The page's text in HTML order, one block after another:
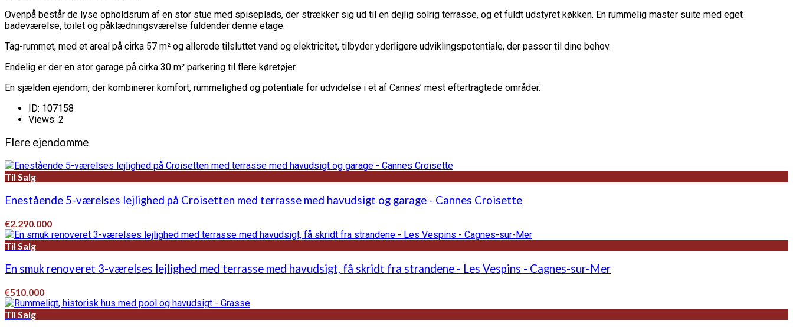
Ovenpå består de lyse opholdsrum af en stor stue med spiseplads, der strækker sig ud til en dejlig solrig terrasse, og et fuldt udstyret køkken. En rummelig master suite med eget
badeværelse, toilet og påklædningsværelse fuldender denne etage.
Tag-rummet, med et areal på cirka 57 m² og allerede tilsluttet vand og elektricitet, tilbyder yderligere udviklingspotentiale, der passer til dine behov.
Endelig er der en stor garage på cirka 30 m² parkering til flere køretøjer.
En sjælden ejendom, der kombinerer komfort, rummelighed og potentiale for udvidelse i et af Cannes’ mest eftertragtede områder.
ID: 107158
Views: 2
Flere ejendomme
Til Salg
Enestående 5-værelses lejlighed på Croisetten med terrasse med havudsigt og garage - Cannes Croisette
€2.290.000
Til Salg
En smuk renoveret 3-værelses lejlighed med terrasse med havudsigt, få skridt fra strandene - Les Vespins - Cagnes-sur-Mer
€510.000
Til Salg